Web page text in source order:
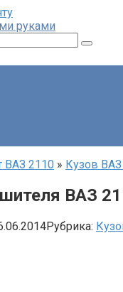
руками
ВАЗ 2110 » Кузов
ВАЗ
Рубрика: